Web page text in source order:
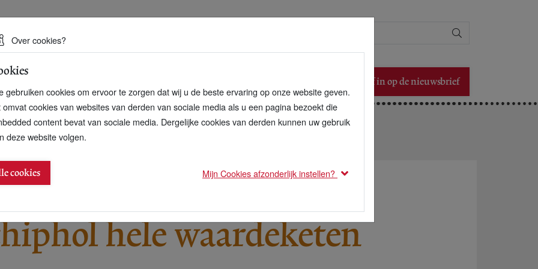
duurzame toekomst
Schrijf in op de nieuwsbrief
in 1 plaatje stopt
hele waardeketen
Over cookies?
gebruiken cookies om ervoor te zorgen dat wij u de beste ervaring op onze website geven.
omvat cookies van websites van derden van sociale media als u een pagina bezoekt die
content bevat van sociale media. Dergelijke cookies van derden kunnen uw gebruik
deze website volgen.
cookies Mijn Cookies afzonderlijk instellen?